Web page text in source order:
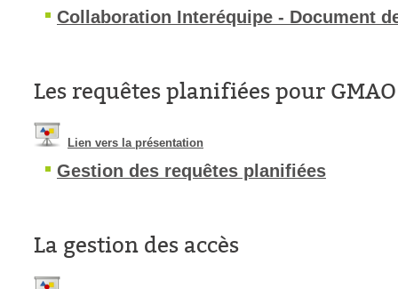
TLS Sécurité
Collaboration Interéquipe - Document
Les requêtes planifiées pour GMAO
Lien vers la présentation
Gestion des requêtes planifiées
La gestion des accès